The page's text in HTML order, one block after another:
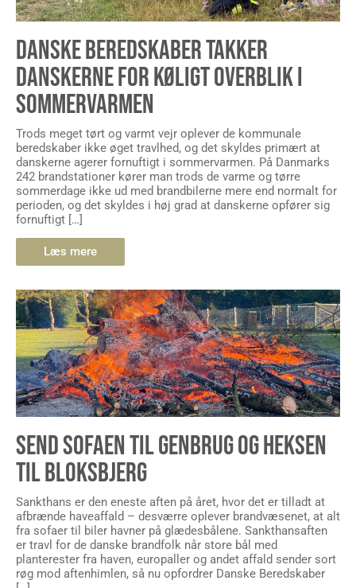
DANSKE BEREDSKABER TAKKER
DANSKERNE FOR KØLIGT OVERBLIK I
SOMMERVARMEN
Trods meget tørt og varmt vejr oplever de kommunale
beredskaber ikke øget travlhed, og det skyldes primært at
danskerne agerer fornuftigt i sommervarmen. På Danmarks
242 brandstationer kører man trods de varme og tørre
sommerdage ikke ud med brandbilerne mere end normalt for
perioden, og det skyldes i høj grad at danskerne opfører sig
fornuftigt […]
Læs mere
SEND SOFAEN TIL GENBRUG OG HEKSEN
TIL BLOKSBJERG
Sankthans er den eneste aften på året, hvor det er tilladt at
afbrænde haveaffald – desværre oplever brandvæsenet, at alt
fra sofaer til biler havner på glædesbålene. Sankthansaften
er travl for de danske brandfolk når store bål med
planterester fra haven, europaller og andet affald sender sort
røg mod aftenhimlen, så nu opfordrer Danske Beredskaber